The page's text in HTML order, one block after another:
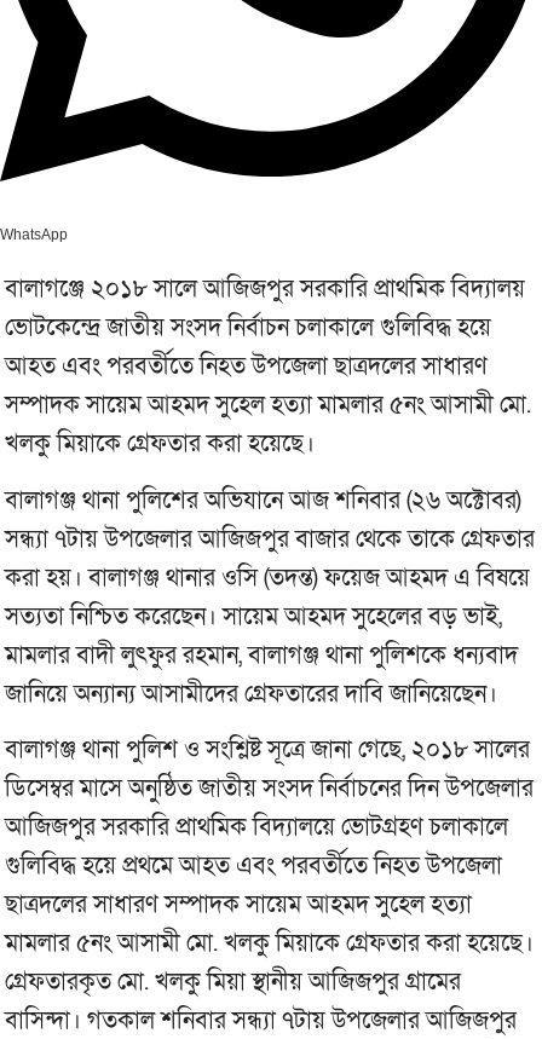
WhatsApp
বালাগঞ্জে ২০১৮ সালে আজিজপুর সরকারি প্রাথমিক বিদ্যালয়
ভোটকেন্দ্রে জাতীয় সংসদ নির্বাচন চলাকালে গুলিবিদ্ধ হয়ে
আহত এবং পরবর্তীতে নিহত উপজেলা ছাত্রদলের সাধারণ
সম্পাদক সায়েম আহমদ সুহেল হত্যা মামলার ৫নং আসামী মো.
খলকু মিয়াকে গ্রেফতার করা হয়েছে।
বালাগঞ্জ থানা পুলিশের অভিযানে আজ শনিবার (২৬ অক্টোবর)
সন্ধ্যা ৭টায় উপজেলার আজিজপুর বাজার থেকে তাকে গ্রেফতার
করা হয়। বালাগঞ্জ থানার ওসি (তদন্ত) ফয়েজ আহমদ এ বিষয়ে
সত্যতা নিশ্চিত করেছেন। সায়েম আহমদ সুহেলের বড় ভাই,
মামলার বাদী লুৎফুর রহমান, বালাগঞ্জ থানা পুলিশকে ধন্যবাদ
জানিয়ে অন্যান্য আসামীদের গ্রেফতারের দাবি জানিয়েছেন।
বালাগঞ্জ থানা পুলিশ ও সংশ্লিষ্ট সূত্রে জানা গেছে, ২০১৮ সালের
ডিসেম্বর মাসে অনুষ্ঠিত জাতীয় সংসদ নির্বাচনের দিন উপজেলার
আজিজপুর সরকারি প্রাথমিক বিদ্যালয়ে ভোটগ্রহণ চলাকালে
গুলিবিদ্ধ হয়ে প্রথমে আহত এবং পরবর্তীতে নিহত উপজেলা
ছাত্রদলের সাধারণ সম্পাদক সায়েম আহমদ সুহেল হত্যা
মামলার ৫নং আসামী মো. খলকু মিয়াকে গ্রেফতার করা হয়েছে।
গ্রেফতারকৃত মো. খলকু মিয়া স্থানীয় আজিজপুর গ্রামের
বাসিন্দা। গতকাল শনিবার সন্ধ্যা ৭টায় উপজেলার আজিজপুর